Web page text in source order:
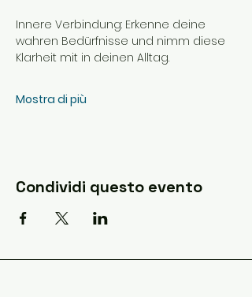
Innere Verbindung: Erkenne deine
wahren Bedürfnisse und nimm diese
Klarheit mit in deinen Alltag.
Mostra di più
Condividi questo evento